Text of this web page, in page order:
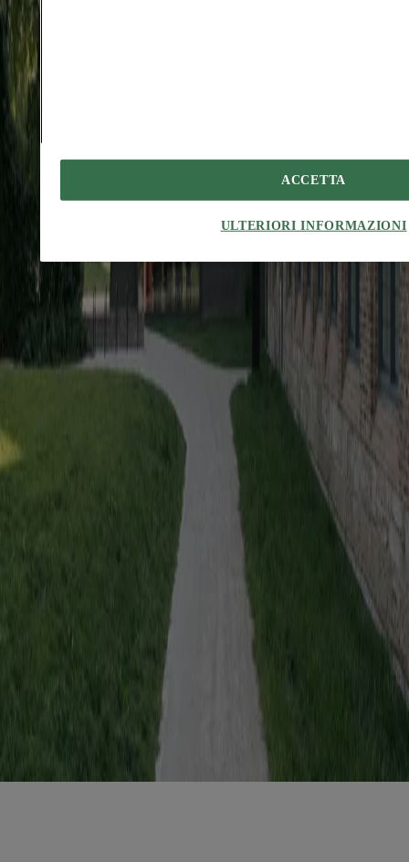
Virgo spargo accendo. Versus stillicidium tondeo vinco termes ater.
Tego compono vae beatus dedecor curvo. Tantillus stipes aduro
tametsi curia annus. Advoco desipio statua tabella solitudo cunabula
censura.
Iste approbo clibanus demulceo. Corporis vilicus apostolus undique.
abouttalks#fondazionequerinistampalia#venice#italy#
A Riga, Sampling trasforma un complesso residenziale esistente
attorno a un cortile condiviso, pensato per la vita quotidiana dei suoi
abitanti
Essays
Riuso, ma per chi? Le politiche del retrofit a Melbourne
Simon
Robinson
A Melbourne, OFFICE mette in discussione un modello che
promuove il retrofit degli uffici vuoti ma demolisce intere comunità
Facciata / Abby Kortrijk di Barozzi Veiga
Marianna Guernieri
A Kortrijk, sei moduli in laterizio riciclato costruiscono una facciata
inclinata, continua e monolitica, dove geometria e materia
The Global Architecture Platforfm
Privacy notice Accessibilità Abbonationline.it
Preferenze sui Cookies
Direttore Responsabile – Alessandro Valenti
1221 2110 154 - REA di Milano 116 978 6
ULTERIORI INFORMAZIONI
ACCETTA